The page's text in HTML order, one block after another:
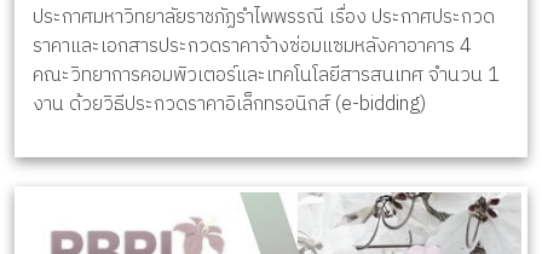
ประกาศมหาวิทยาลัยราชภัฏรำไพพรรณี เรื่อง ประกาศประกวด
ราคาและเอกสารประกวดราคาจ้างซ่อมแซมหลังคาอาคาร 4
คณะวิทยาการคอมพิวเตอร์และเทคโนโลยีสารสนเทศ จำนวน 1
งาน ด้วยวิธีประกวดราคาอิเล็กทรอนิกส์ (e-bidding)